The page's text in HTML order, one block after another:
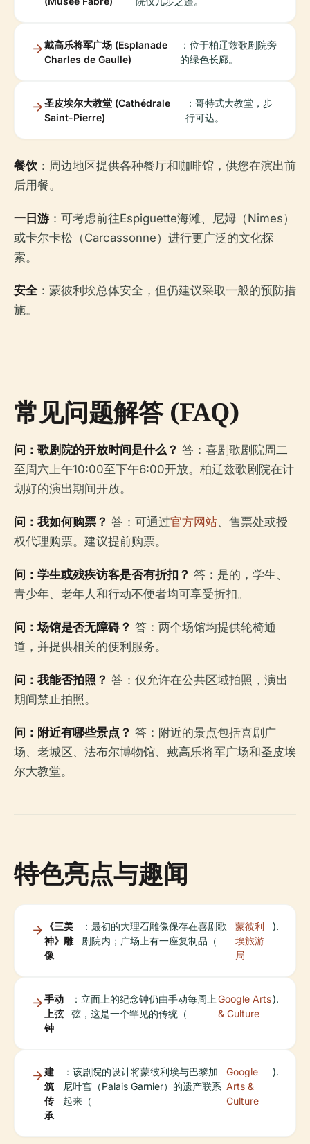
戴高乐将军广场 (Esplanade
Charles de Gaulle)
：位于柏辽兹歌剧院旁
的绿色长廊。
圣皮埃尔大教堂 (Cathédrale
Saint-Pierre)
：哥特式大教堂，步
行可达。
餐饮 ：周边地区提供各种餐厅和咖啡馆，供您在演出前
后用餐。
一日游 ：可考虑前往Espiguette海滩、尼姆（Nîmes）
或卡尔卡松（Carcassonne）进行更广泛的文化探
索。
安全：蒙彼利埃总体安全，但仍建议采取一般的预防措
施。
常见问题解答 (FAQ)
问：歌剧院的开放时间是什么？ 答：喜剧歌剧院周二
至周六上午10:00至下午6:00开放。柏辽兹歌剧院在计
划好的演出期间开放。
问：我如何购票？ 答：可通过官方网站、售票处或授
权代理购票。建议提前购票。
问：学生或残疾访客是否有折扣？ 答：是的，学生、
青少年、老年人和行动不便者均可享受折扣。
问：场馆是否无障碍？ 答：两个场馆均提供轮椅通
道，并提供相关的便利服务。
问：我能否拍照？ 答：仅允许在公共区域拍照，演出
期间禁止拍照。
问：附近有哪些景点？ 答：附近的景点包括喜剧广
场、老城区、法布尔博物馆、戴高乐将军广场和圣皮埃
尔大教堂。
特色亮点与趣闻
《三美
神》雕
像
：最初的大理石雕像保存在喜剧歌
剧院内；广场上有一座复制品（
蒙彼利
埃旅游
局
).
手动
上弦
钟
：立面上的纪念钟仍由手动每周上
弦，这是一个罕见的传统（
Google Arts
& Culture
).
建
筑
传
承
：该剧院的设计将蒙彼利埃与巴黎加
尼叶宫（Palais Garnier）的遗产联系
起来（
Google
Arts &
Culture
).